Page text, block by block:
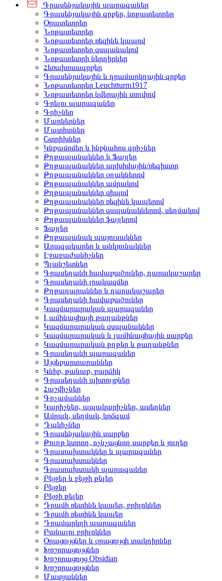
Գրասենյակային պարագաներ
Գրասենյակային գրքեր, նոթատետրեր
Օրատետրեր
Նոթատետրեր
Նոթատետրեր ռեզինե կապով
Նոթատետրեր զսպանակով
Նոթատետրի ներդիրներ
Հեռախոսագրքեր
Գրասենյակային և դրամարկղային գրքեր
Նոթատետրեր Leuchtturm1917
Նոթատետրեր նվերային տուփով
Գրելու պարագաներ
Գրիչներ
Մարկերներ
Մատիտներ
Շտրիխներ
Կնքամոմեր և ինքնահոս գրիչներ
Թղթապանակներ և Ֆայլեր
Թղթապանակներ արխիվային/ռեգիստր
Թղթապանակներ օղակներով
Թղթապանակներ ամրակով
Թղթապանակներ զիպով
Թղթապանակներ ռեզինե կապերով
Թղթապանակներ զսպանակներով, սեղմակով
Թղթապանակներ ֆայլերով
Ֆայլեր
Թղթապանակ պայուսակներ
Արագակարեր և անկյունակներ
Էջաբաժանիչներ
Պլանշետներ
Գրասեղանի հավաքածուներ, դարակաշարեր
Գրասեղանի լրակազմեր
Թղթադարաններ և դարակաշարեր
Գրասեղանի հավաքածուներ
Կազմարարական պարագաներ
Լամինացիայի թաղանթներ
Կազմարարական զսպանակներ
Կազմարարական և լամինացիային սարքեր
Կազմարարական թղթեր և թաղանթներ
Գրասեղանի պարագաներ
Այցեքարտարաններ
Կնիք, թանաք, բարձիկ
Գրասեղանի պիտույքներ
Հաշվիչներ
Գրչամաններ
Կարիչներ, ապակարիչներ, ասեղներ
Ամրակ, սեղմակ, կոճգամ
Դակիչներ
Գրասենյակային սարքեր
Թուղթ կտրող, ոչնչացնող սարքեր և յուղեր
Գրատախտակներ և պարագաներ
Գրատախտակներ
Գրատախտակի պարագաներ
Բեյջեր և բեյջի թելեր
Բեյջեր
Բեյջի թելեր
Դրամի ռետինե կապեր, բրիլոկներ
Դրամի ռետինե կապեր
Դրամարկղի պարագաներ
Բանալու բրիլոկներ
Օրացույցներ և օրացույցի տակդիրներ
Խոշորացույցներ
Խոշորացույց Obsidian
Խոշորացույցներ
Մատյաններ